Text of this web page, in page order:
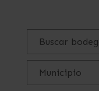
Buscar
Municipio